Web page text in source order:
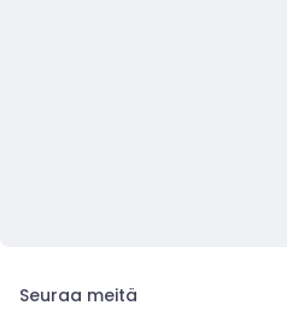
Seuraa meitä